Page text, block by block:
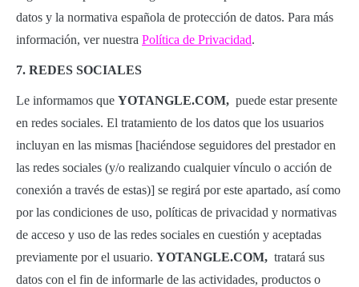
datos y la normativa española de protección de datos. Para más
información, ver nuestra Política de Privacidad.
7. REDES SOCIALES
Le informamos que YOTANGLE.COM, puede estar presente
en redes sociales. El tratamiento de los datos que los usuarios
incluyan en las mismas [haciéndose seguidores del prestador en
las redes sociales (y/o realizando cualquier vínculo o acción de
conexión a través de estas)] se regirá por este apartado, así como
por las condiciones de uso, políticas de privacidad y normativas
de acceso y uso de las redes sociales en cuestión y aceptadas
previamente por el usuario. YOTANGLE.COM, tratará sus
datos con el fin de informarle de las actividades, productos o